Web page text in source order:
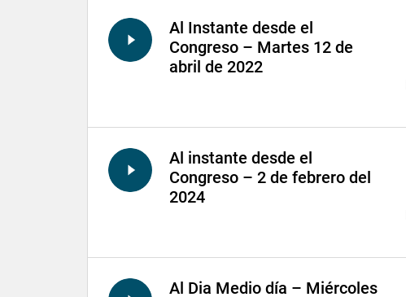
Al Instante desde el
Congreso – Martes 12 de
abril de 2022
Al instante desde el
Congreso – 2 de febrero del
2024
Al Dia Medio día – Miércoles